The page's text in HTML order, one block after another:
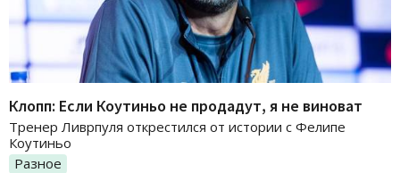
Клопп: Если Коутиньо не продадут, я не виноват
Тренер Ливрпуля открестился от истории с Фелипе
Коутиньо
Разное